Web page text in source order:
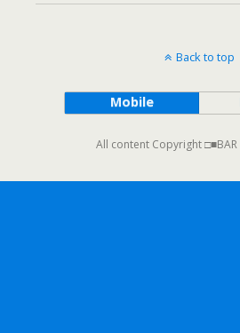
Back to top
Mobile
All content Copyright